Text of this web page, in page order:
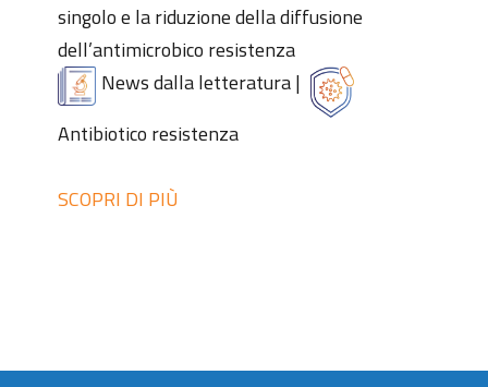
singolo e la riduzione della diffusione
dell’antimicrobico resistenza
News dalla letteratura|
Antibiotico resistenza
SCOPRI DI PIÙ